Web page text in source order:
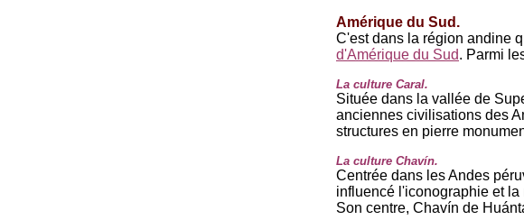
Amérique du Sud.
C'est dans la région andine
d'Amérique du Sud. Parmi
La culture Caral.
Située dans la vallée de
anciennes civilisations des
structures en pierre
La culture Chavín.
Centrée dans les Andes
influencé l'iconographie et
Son centre, Chavín de